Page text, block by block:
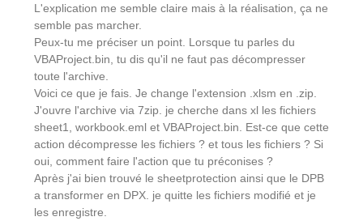
L'explication me semble claire mais à la réalisation, ça ne
semble pas marcher.
Peux-tu me préciser un point. Lorsque tu parles du
VBAProject.bin, tu dis qu'il ne faut pas décompresser
toute l'archive.
Voici ce que je fais. Je change l'extension .xlsm en .zip.
J'ouvre l'archive via 7zip. je cherche dans xl les fichiers
sheet1, workbook.eml et VBAProject.bin. Est-ce que cette
action décompresse les fichiers ? et tous les fichiers ? Si
oui, comment faire l'action que tu préconises ?
Après j'ai bien trouvé le sheetprotection ainsi que le DPB
a transformer en DPX. je quitte les fichiers modifié et je
les enregistre.